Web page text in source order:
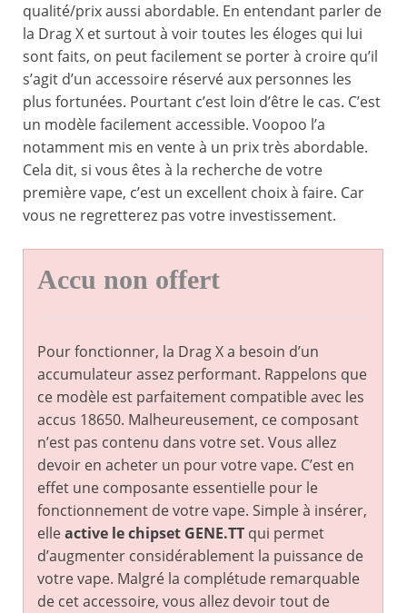
qualité/prix aussi abordable. En entendant parler de
la Drag X et surtout à voir toutes les éloges qui lui
sont faits, on peut facilement se porter à croire qu’il
s’agit d’un accessoire réservé aux personnes les
plus fortunées. Pourtant c’est loin d’être le cas. C’est
un modèle facilement accessible. Voopoo l’a
notamment mis en vente à un prix très abordable.
Cela dit, si vous êtes à la recherche de votre
première vape, c’est un excellent choix à faire. Car
vous ne regretterez pas votre investissement.
Accu non offert
Pour fonctionner, la Drag X a besoin d’un
accumulateur assez performant. Rappelons que
ce modèle est parfaitement compatible avec les
accus 18650. Malheureusement, ce composant
n’est pas contenu dans votre set. Vous allez
devoir en acheter un pour votre vape. C’est en
effet une composante essentielle pour le
fonctionnement de votre vape. Simple à insérer,
elleactive le chipset GENE.TT qui permet
d’augmenter considérablement la puissance de
votre vape. Malgré la complétude remarquable
de cet accessoire, vous allez devoir tout de